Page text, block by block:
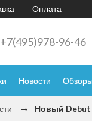
Оплата
+7(495)978-96-46
Новости Обзоры
Новый Debut